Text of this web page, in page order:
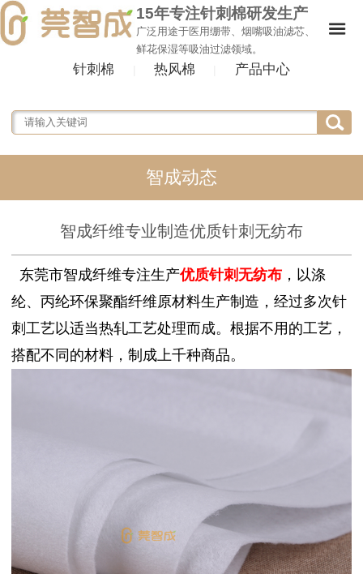
15年专注针刺棉研发生产
广泛用途于医用绷带、烟嘴吸油滤芯、
鲜花保湿等吸油过滤领域。
针刺棉 热风棉 产品中心
智成动态
智成纤维专业制造优质针刺无纺布
东莞市智成纤维专注生产优质针刺无纺布 ，以涤
纶、丙纶环保聚酯纤维原材料生产制造，经过多次针
刺工艺以适当热轧工艺处理而成。根据不用的工艺，
搭配不同的材料，制成上千种商品。